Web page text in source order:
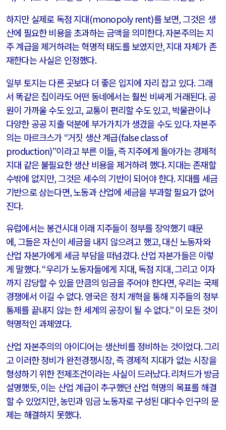
하지만 실제로 독점 지대(monopoly rent)를 보면,그것은 생
산에 필요한 비용을 초과하는 금액을 의미한다.자본주의는 지
주 계급을 제거하려는 혁명적 태도를 보였지만,지대 자체가 존
재한다는 사실은 인정했다.
일부 토지는 다른 곳보다 더 좋은 입지에 자리 잡고 있다.그래
서 똑같은 집이라도 어떤 동네에서는 훨씬 비싸게 거래된다.공
원이 가까울 수도 있고, 교통이 편리할 수도 있고, 박물관이나
다양한 공공 지출 덕분에 부가가치가 생겼을 수도 있다.자본주
의는 마르크스가 “거짓 생산 계급(false class of
production)”이라고 부른 이들,즉 지주에게 돌아가는 경제적
지대 같은 불필요한 생산 비용을 제거하려 했다.지대는 존재할
수밖에 없지만,그것은 세수의 기반이 되어야 한다.지대를 세금
기반으로 삼는다면,노동과 산업에 세금을 부과할 필요가 없어
진다.
유럽에서는 봉건시대 이래 지주들이 정부를 장악했기 때문
에,그들은 자신이 세금을 내지 않으려고 했고,대신 노동자와
산업 자본가에게 세금 부담을 떠넘겼다.산업 자본가들은 이렇
게 말했다. “우리가 노동자들에게 지대, 독점 지대,그리고 이자
까지 감당할 수 있을 만큼의 임금을 주어야 한다면, 우리는 국제
경쟁에서 이길 수 없다.영국은 정치 개혁을 통해 지주들의 정부
통제를 끝내지 않는 한 세계의 공장이 될 수 없다.”이 모든 것이
혁명적인 과제였다.
산업 자본주의의 아이디어는 생산비를 정비하는 것이었다.그리
고 이러한 정비가 완전경쟁시장,즉 경제적 지대가 없는 시장을
형성하기 위한 전제조건이라는 사실이 드러났다.리처드가 방금
설명했듯,이는 산업 계급이 추구했던 산업 혁명의 목표를 해결
할 수 있었지만,농민과 임금 노동자로 구성된 대다수 인구의 문
제는 해결하지 못했다.